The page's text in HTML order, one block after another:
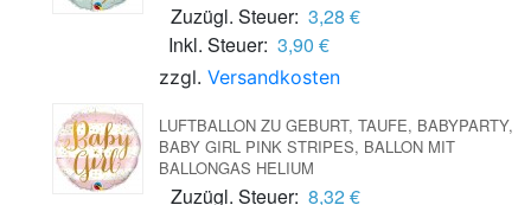
Zuzügl. Steuer: 3,28 €
Inkl. Steuer: 3,90 €
zzgl. Versandkosten
LUFTBALLON ZU GEBURT, TAUFE, BABYPARTY,
BABY GIRL PINK STRIPES, BALLON MIT
BALLONGAS HELIUM
Zuzügl. Steuer: 8,32 €